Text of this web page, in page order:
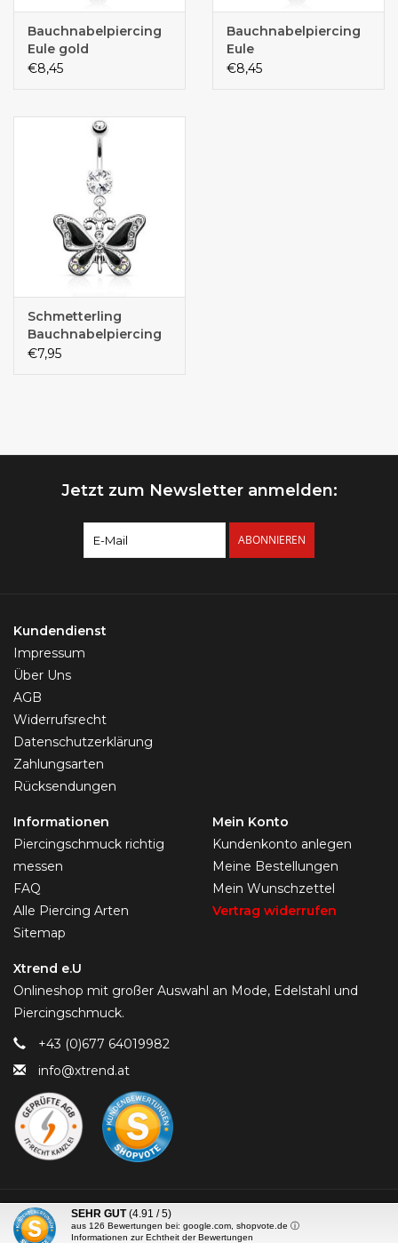
Bauchnabelpiercing
Eule gold
€8,45
Bauchnabelpiercing
Eule
€8,45
Schmetterling
Bauchnabelpiercing
€7,95
Jetzt zum Newsletter anmelden:
ABONNIEREN
Kundendienst
Impressum
Über Uns
AGB
Widerrufsrecht
Datenschutzerklärung
Zahlungsarten
Rücksendungen
Informationen
Piercingschmuck richtig
messen
FAQ
Alle Piercing Arten
Sitemap
Mein Konto
Kundenkonto anlegen
Meine Bestellungen
Mein Wunschzettel
Vertrag widerrufen
Xtrend e.U
Onlineshop mit großer Auswahl an Mode, Edelstahl und
Piercingschmuck.
+43 (0)677 64019982
info@xtrend.at
© Copyright 2026 Piercing-Trend.com -
SEHR GUT (4.91 / 5)
aus 126 Bewertungen bei: google.com, shopvote.de ⓘ
Informationen zur Echtheit der Bewertungen